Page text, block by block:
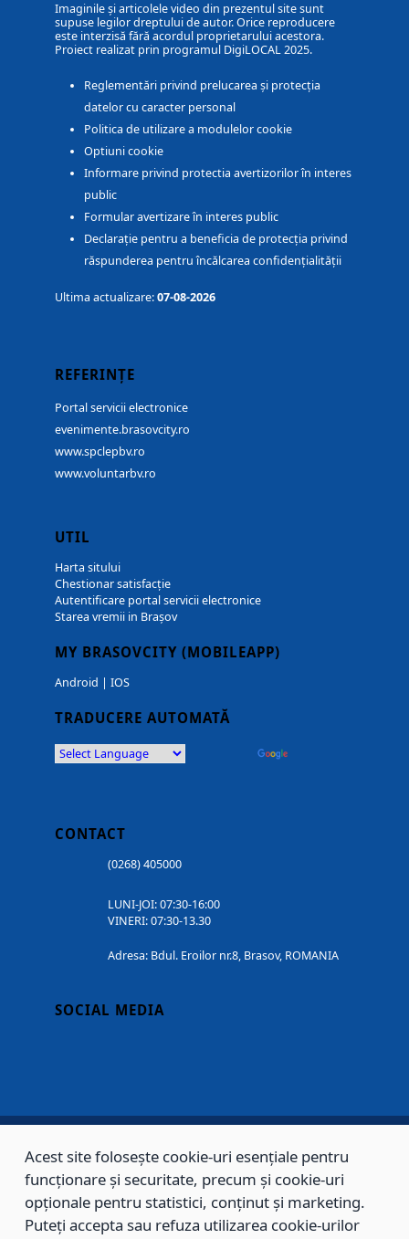
Imaginile și articolele video din prezentul site sunt
supuse legilor dreptului de autor. Orice reproducere
este interzisă fără acordul proprietarului acestora.
Proiect realizat prin programul DigiLOCAL 2025.
Reglementări privind prelucarea și protecția
datelor cu caracter personal
Politica de utilizare a modulelor cookie
Optiuni cookie
Informare privind protectia avertizorilor în interes
public
Formular avertizare în interes public
Declarație pentru a beneficia de protecția privind
răspunderea pentru încălcarea confidențialității
Ultima actualizare:07-08-2026
REFERINȚE
Portal servicii electronice
evenimente.brasovcity.ro
www.spclepbv.ro
www.voluntarbv.ro
UTIL
Harta sitului
Chestionar satisfacție
Autentificare portal servicii electronice
Starea vremii in Brașov
MY BRASOVCITY (MOBILEAPP)
Android | IOS
TRADUCERE AUTOMATĂ
CONTACT
(0268) 405000
LUNI-JOI: 07:30-16:00
VINERI: 07:30-13.30
Adresa: Bdul. Eroilor nr.8, Brasov, ROMANIA
SOCIAL MEDIA
Copyright © 2002 - 2026 - PRIMĂRIA MUNICIPIULUI BRAȘOV, toate drepturile
rezervate.
Acest site folosește cookie-uri esențiale pentru
funcționare și securitate, precum și cookie-uri
opționale pentru statistici, conținut și marketing.
Puteți accepta sau refuza utilizarea cookie-urilor